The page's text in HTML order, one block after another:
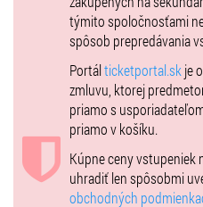
Hot Pants Road Club / AT
Poctivé dychy, chytľavé groovy a
deviatej Jazz Night skupina Hot
od začiatku 90. rokov prináša na
Skladbou Move It Up posunuli
myslia aj na naše postavy.
vyformujú do vášho letného
nabité vokály speváka Andieho
hudobníkov, ktorých súčasťou je
týmito spoločnosťami
spôsob prepredávania
Portálticketportal.skje
zmluvu, ktorej
priamo s
priamo v košíku.
Kúpne ceny vstupeniek
uhradiť len spôsobmi
obchodných